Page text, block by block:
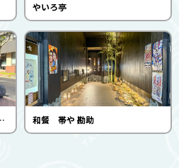
やいろ亭
・南会所跡 和餐 帯や 勘助